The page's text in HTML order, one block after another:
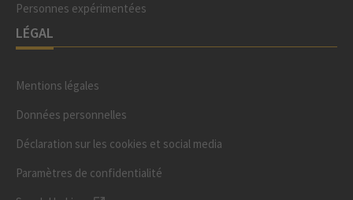
Personnes expérimentées
LÉGAL
Mentions légales
Données personnelles
Déclaration sur les cookies et social media
Paramètres de confidentialité